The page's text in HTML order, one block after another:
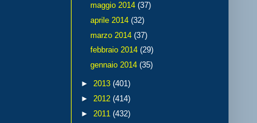
maggio 2014 (37)
aprile 2014 (32)
marzo 2014 (37)
febbraio 2014 (29)
gennaio 2014 (35)
► 2013 (401)
► 2012 (414)
► 2011 (432)